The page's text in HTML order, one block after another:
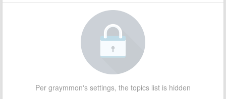
Per graymmon's settings, the topics list is hidden